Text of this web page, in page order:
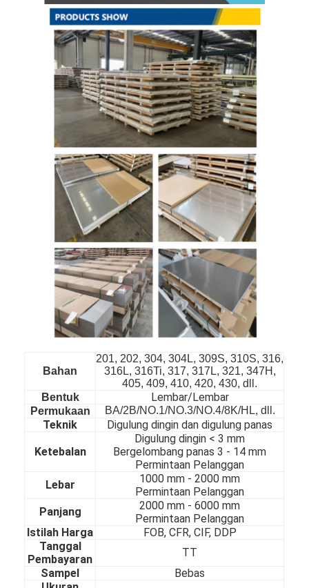
Rumah
Produk
Video
Bahan
201, 202, 304, 304L, 309S, 310S, 316,
316L, 316Ti, 317, 317L, 321, 347H,
405, 409, 410, 420, 430, dll.
Bentuk
Lembar/Lembar
Permukaan BA/2B/NO.1/NO.3/NO.4/8K/HL, dll.
Teknik Digulung dingin dan digulung panas
Ketebalan
Digulung dingin < 3 mm
Bergelombang panas 3 - 14 mm
Permintaan Pelanggan
Lebar
1000 mm - 2000 mm
Permintaan Pelanggan
Panjang
2000 mm - 6000 mm
Permintaan Pelanggan
Istilah Harga
FOB, CFR, CIF, DDP
Tanggal
Pembayaran
TT
Sampel
Bebas